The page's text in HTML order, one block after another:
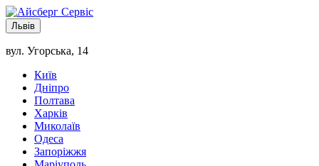
Львів
вул. Угорська, 14
Київ
Дніпро
Полтава
Харків
Миколаїв
Одеса
Запоріжжя